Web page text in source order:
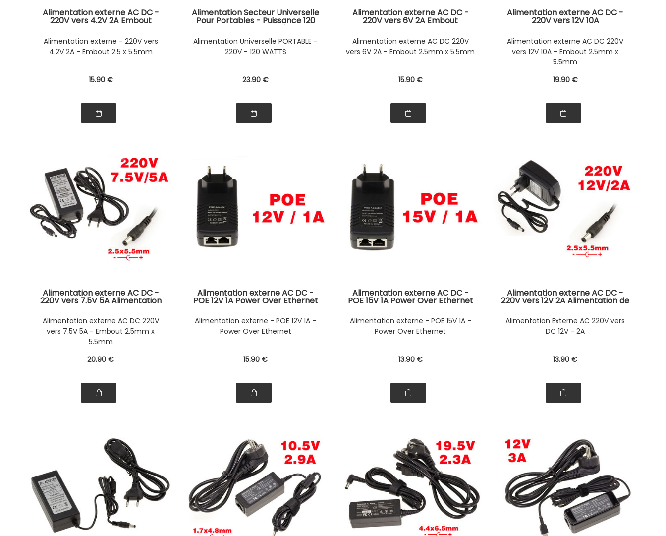
Alimentation externe AC DC -
220V vers 4.2V 2A Embout
Alimentation externe - 220V vers
4.2V 2A - Embout 2.5 x 5.5mm
15.90 €
Alimentation Secteur Universelle
Pour Portables - Puissance 120
WATTS Tension 15V à 24V
Intensité 5A à 6A
Alimentation Universelle PORTABLE -
220V - 120 WATTS
23.90 €
Alimentation externe AC DC -
220V vers 6V 2A Embout
Alimentation externe AC DC 220V
vers 6V 2A - Embout 2.5mm x 5.5mm
15.90 €
Alimentation externe AC DC -
220V vers 12V 10A
Alimentation externe AC DC 220V
vers 12V 10A - Embout 2.5mm x
5.5mm
19.90 €
Alimentation externe AC DC -
220V vers 7.5V 5A Alimentation
Secteur
Alimentation externe AC DC 220V
vers 7.5V 5A - Embout 2.5mm x
5.5mm
20.90 €
Alimentation externe AC DC -
POE 12V 1A Power Over Ethernet
Alimentation externe - POE 12V 1A -
Power Over Ethernet
15.90 €
Alimentation externe AC DC -
POE 15V 1A Power Over Ethernet
Alimentation externe - POE 15V 1A -
Power Over Ethernet
13.90 €
Alimentation externe AC DC -
220V vers 12V 2A Alimentation de
Alimentation Externe AC 220V vers
DC 12V - 2A
13.90 €